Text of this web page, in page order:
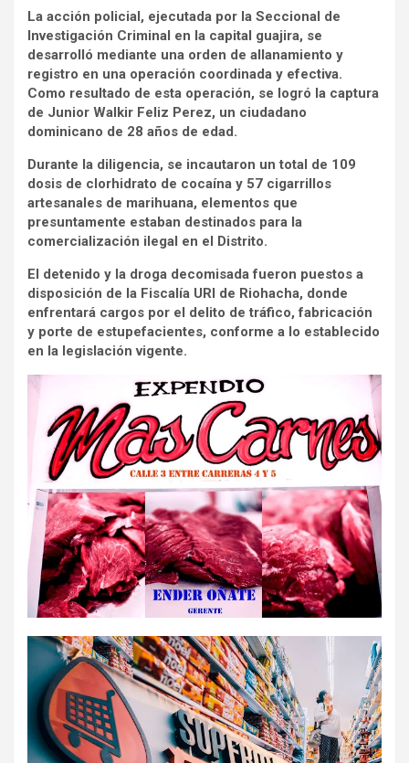
La acción policial, ejecutada por la Seccional de
Investigación Criminal en la capital guajira, se
desarrolló mediante una orden de allanamiento y
registro en una operación coordinada y efectiva.
Como resultado de esta operación, se logró la captura
de Junior Walkir Feliz Perez, un ciudadano
dominicano de 28 años de edad.
Durante la diligencia, se incautaron un total de 109
dosis de clorhidrato de cocaína y 57 cigarrillos
artesanales de marihuana, elementos que
presuntamente estaban destinados para la
comercialización ilegal en el Distrito.
El detenido y la droga decomisada fueron puestos a
disposición de la Fiscalía URI de Riohacha, donde
enfrentará cargos por el delito de tráfico, fabricación
y porte de estupefacientes, conforme a lo establecido
en la legislación vigente.